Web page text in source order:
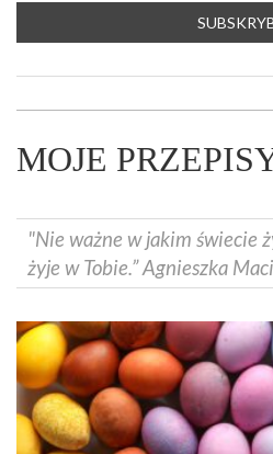
MOJE
"Nie ważne w jakim świecie
żyje w Tobie.” Agnieszka